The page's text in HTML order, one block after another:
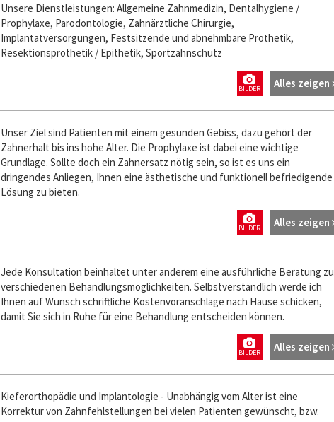
Unsere Dienstleistungen: Allgemeine Zahnmedizin, Dentalhygiene /
Prophylaxe, Parodontologie, Zahnärztliche Chirurgie,
Implantatversorgungen, Festsitzende und abnehmbare Prothetik,
Resektionsprothetik / Epithetik, Sportzahnschutz
Alles zeigen
BILDER
Unser Ziel sind Patienten mit einem gesunden Gebiss, dazu gehört der
Zahnerhalt bis ins hohe Alter. Die Prophylaxe ist dabei eine wichtige
Grundlage. Sollte doch ein Zahnersatz nötig sein, so ist es uns ein
dringendes Anliegen, Ihnen eine ästhetische und funktionell befriedigende
Lösung zu bieten.
Alles zeigen
BILDER
Jede Konsultation beinhaltet unter anderem eine ausführliche Beratung zu
verschiedenen Behandlungsmöglichkeiten. Selbstverständlich werde ich
Ihnen auf Wunsch schriftliche Kostenvoranschläge nach Hause schicken,
damit Sie sich in Ruhe für eine Behandlung entscheiden können.
Alles zeigen
BILDER
Kieferorthopädie und Implantologie - Unabhängig vom Alter ist eine
Korrektur von Zahnfehlstellungen bei vielen Patienten gewünscht, bzw.